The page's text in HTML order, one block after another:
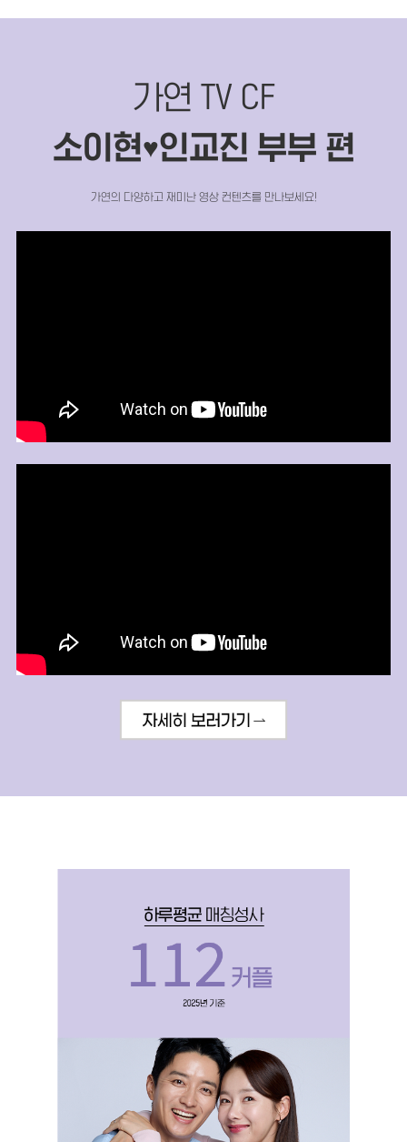
가연 TV CF
소이현♥인교진 부부 편
가연의 다양하고 재미난 영상 컨텐츠를 만나보세요!